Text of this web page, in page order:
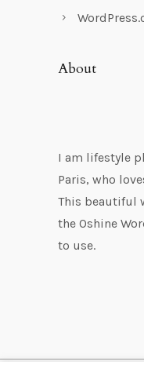
About
I am lifestyle
Paris, who
This beautiful
the Oshine
to use.